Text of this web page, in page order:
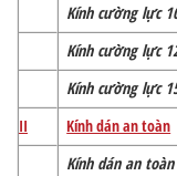
Kính cường lực
Kính cường lực
Kính cường lực
II
Kính dán an toàn
Kính dán an